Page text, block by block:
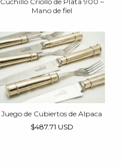
Mano de fiel
Juego de Cubiertos de Alpaca
$487.71 USD